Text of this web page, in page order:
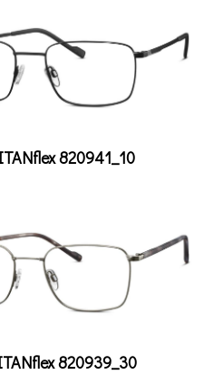
820941_10
820939_30